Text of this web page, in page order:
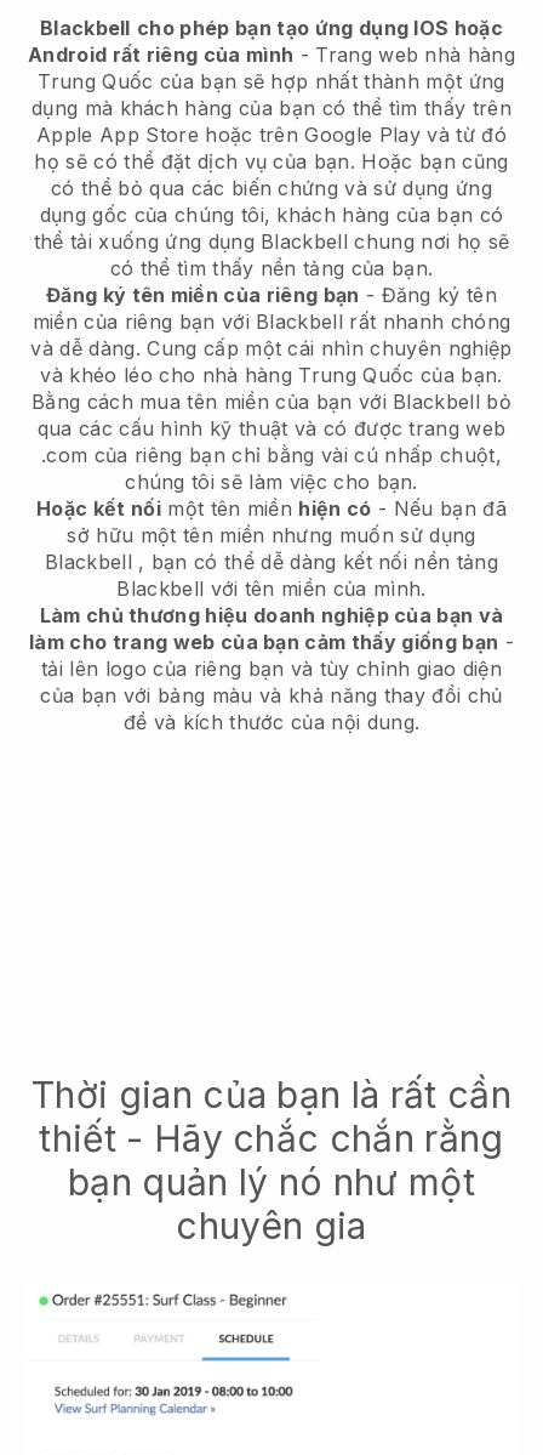
Blackbell cho phép bạn tạo ứng dụng IOS hoặc
Android rất riêng của mình - Trang web nhà hàng
Trung Quốc của bạn sẽ hợp nhất thành một ứng
dụng mà khách hàng của bạn có thể tìm thấy trên
Apple App Store hoặc trên Google Play và từ đó
họ sẽ có thể đặt dịch vụ của bạn. Hoặc bạn cũng
có thể bỏ qua các biến chứng và sử dụng ứng
dụng gốc của chúng tôi, khách hàng của bạn có
thể tải xuống ứng dụng Blackbell chung nơi họ sẽ
có thể tìm thấy nền tảng của bạn.
Đăng ký tên miền của riêng bạn - Đăng ký tên
miền của riêng bạn với Blackbell rất nhanh chóng
và dễ dàng.Cung cấp một cái nhìn chuyên nghiệp
và khéo léo cho nhà hàng Trung Quốc của bạn.
Bằng cách mua tên miền của bạn với Blackbell bỏ
qua các cấu hình kỹ thuật và có được trang web
.com của riêng bạn chỉ bằng vài cú nhấp chuột,
chúng tôi sẽ làm việc cho bạn.
Hoặc kết nốimột tên miền hiện có - Nếu bạn đã
sở hữu một tên miền nhưng muốn sử dụng
Blackbell , bạn có thể dễ dàng kết nối nền tảng
Blackbell với tên miền của mình.
Làm chủ thương hiệu doanh nghiệp của bạn và
làm cho trang web của bạn cảm thấy giống bạn -
tải lên logo của riêng bạn và tùy chỉnh giao diện
của bạn với bảng màu và khả năng thay đổi chủ
đề và kích thước của nội dung.
Thời gian của bạn là rất cần
thiết - Hãy chắc chắn rằng
bạn quản lý nó như một
chuyên gia